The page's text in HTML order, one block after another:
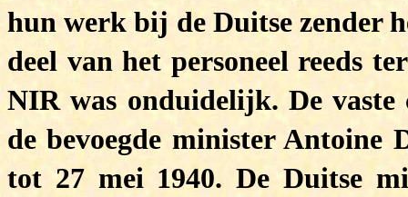
hun werk bij de Duitse zender
deel van het personeel reeds
NIR was onduidelijk. De vaste
de bevoegde minister Antoine
tot 27 mei 1940. De Duitse